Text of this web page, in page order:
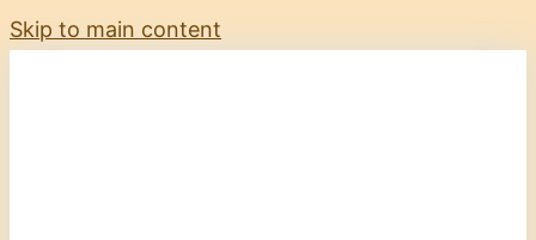
Skip to main content